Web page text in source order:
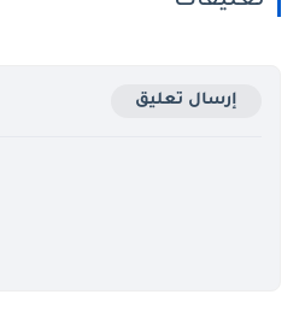
إرسال تعليق